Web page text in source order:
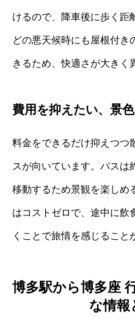
けるので、降車後に歩く距
どの悪天候時にも屋根付き
きるため、快適さが大きく
費用を抑えたい、景
料金をできるだけ抑えつつ
スが向いています。バスは
移動するため景観を楽しめ
はコストゼロで、途中に飲
くことで旅情を感じること
博多駅から博多座
な情報